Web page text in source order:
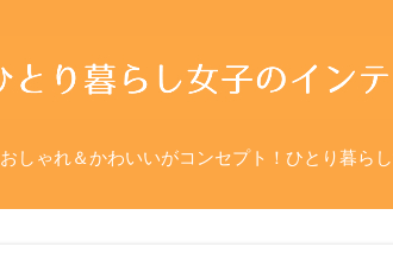
おしゃれ＆かわいいがコンセプト！ひとり暮ら